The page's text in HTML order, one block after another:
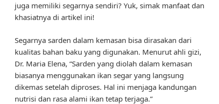
juga memiliki segarnya sendiri? Yuk, simak manfaat dan
khasiatnya di artikel ini!
Segarnya sarden dalam kemasan bisa dirasakan dari
kualitas bahan baku yang digunakan. Menurut ahli gizi,
Dr. Maria Elena, “Sarden yang diolah dalam kemasan
biasanya menggunakan ikan segar yang langsung
dikemas setelah diproses. Hal ini menjaga kandungan
nutrisi dan rasa alami ikan tetap terjaga.”